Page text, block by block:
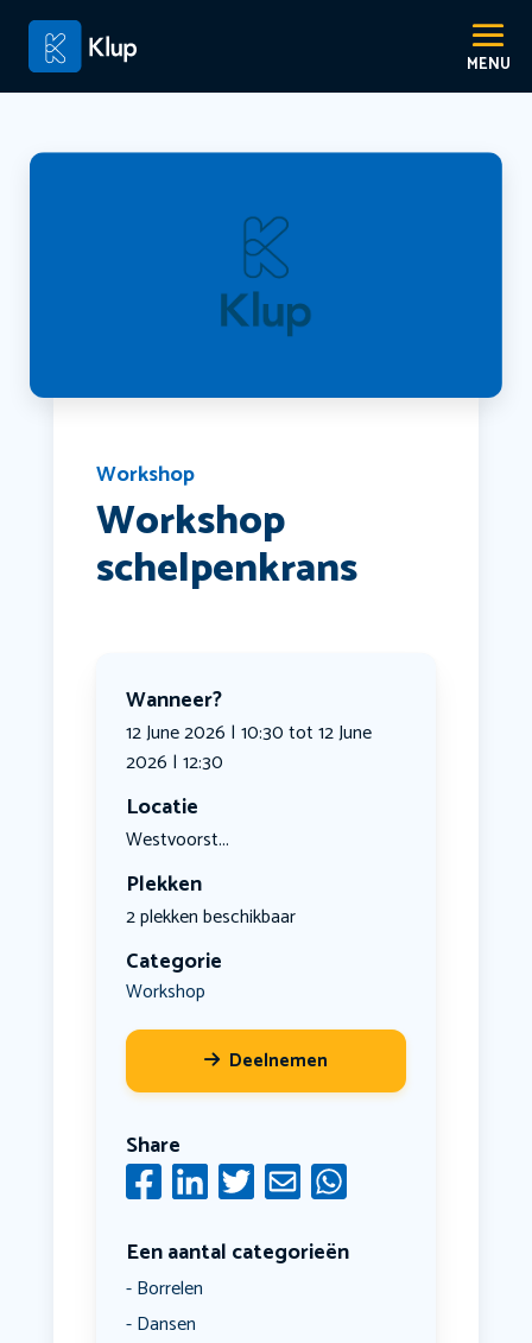
Workshop
Workshop
schelpenkrans
Wanneer?
12 June 2026 | 10:30 tot 12 June
2026 | 12:30
Locatie
Westvoorst...
Plekken
2 plekken beschikbaar
Categorie
Workshop
Deelnemen
Share
Een aantal categorieën
Borrelen
Dansen